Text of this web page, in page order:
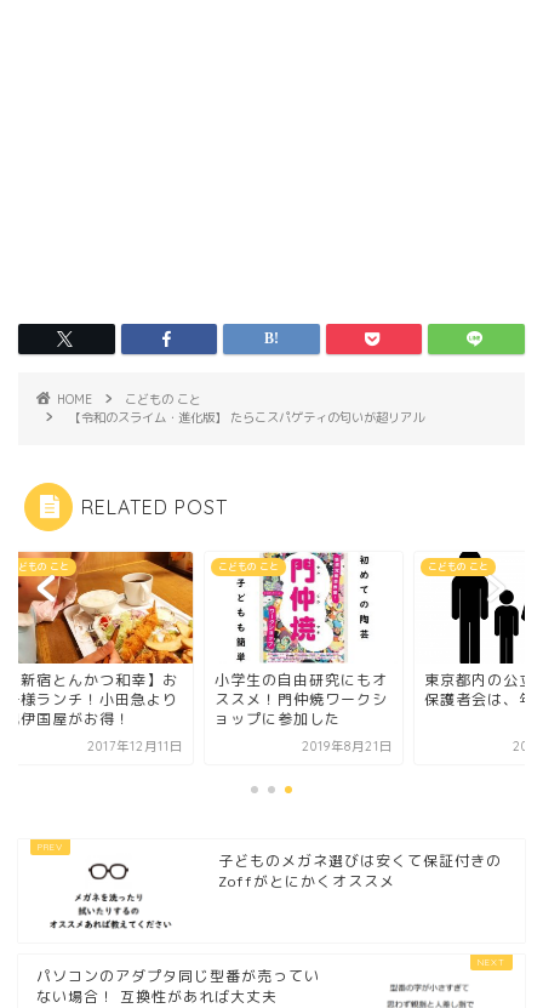
HOME
こどもの こと
【令和のスライム・進化版】 たらこスパゲティの匂いが超リアル
RELATED POST
の こと
宿とんかつ和幸】お
ランチ！小田急より
国屋がお得！
2017年12月11日
こどもの こと
小学生の自由研究にもオ
ススメ！門仲焼ワークシ
ョップに参加した
2019年8月21日
こどもの こと
東京都内の公立小学
保護者会は、年に何
2018年3
子どものメガネ選びは安くて保証付きの
Zoffがとにかくオススメ
パソコンのアダプタ同じ型番が売ってい
ない場合！ 互換性があれば大丈夫